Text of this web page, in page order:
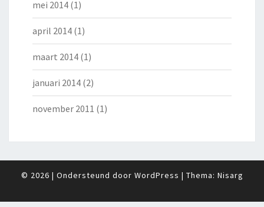
mei 2014 (1)
april 2014 (1)
maart 2014 (1)
januari 2014 (2)
november 2011 (1)
© 2026 | Ondersteund door WordPress | Thema: Nisarg